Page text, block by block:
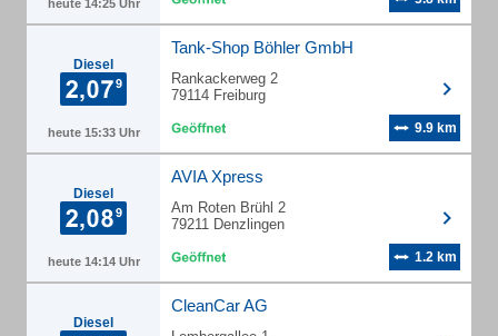
heute 14:25 Uhr
Diesel
heute 15:33 Uhr
Tank-Shop Böhler GmbH
Rankackerweg 2
79114 Freiburg
9.9 km
Diesel
heute 14:14 Uhr
AVIA Xpress
Am Roten Brühl 2
79211 Denzlingen
1.2 km
Diesel
CleanCar AG